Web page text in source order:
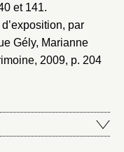
et 141.
par
Gély, Marianne
2009, p. 204